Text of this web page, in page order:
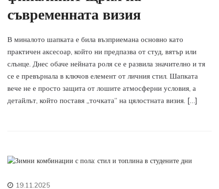
съвременната визия
В миналото шапката е била възприемана основно като
практичен аксесоар, който ни предпазва от студ, вятър или
слънце. Днес обаче нейната роля се е развила значително и тя
се е превърнала в ключов елемент от личния стил. Шапката
вече не е просто защита от лошите атмосферни условия, а
детайлът, който поставя „точката“ на цялостната визия. […]
19.11.2025